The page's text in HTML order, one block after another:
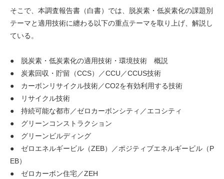
そこで、本調査報告書（白書）では、脱炭素・低炭素化の課題別
テーマと適用技術に纏わる以下の重点テーマを取り上げ、解説し
ている。
● 脱炭素・低炭素化の適用技術・環境技術 概説
● 炭素回収・貯留（CCS）／CCU／CCUS技術
● カーボンリサイクル技術／CO2を有効利用する技術
● リサイクル技術
● 持続可能な都市／ゼロカーボンシティ／エコシティ
● グリーンコンストラクション
● グリーンビルディング
● ゼロエネルギービル（ZEB）／ポジティブエネルギービル（P
EB）
● ゼロカーボン住宅／ZEH